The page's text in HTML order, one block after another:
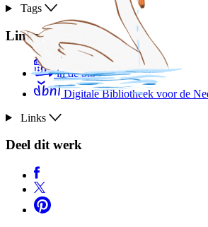
Tags
Links
in de bib
Digitale Bibliotheek voor de
Links
Deel dit werk